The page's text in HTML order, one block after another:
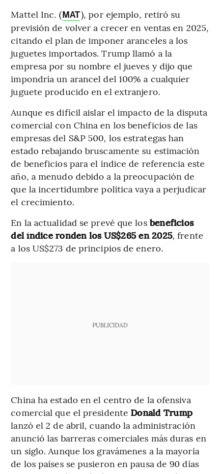
Mattel Inc. (MAT), por ejemplo, retiró su
previsión de volver a crecer en ventas en 2025,
citando el plan de imponer aranceles a los
juguetes importados. Trump llamó a la
empresa por su nombre el jueves y dijo que
impondría un arancel del 100% a cualquier
juguete producido en el extranjero.
Aunque es difícil aislar el impacto de la disputa
comercial con China en los beneficios de las
empresas del S&P 500, los estrategas han
estado rebajando bruscamente su estimación
de beneficios para el índice de referencia este
año, a menudo debido a la preocupación de
que la incertidumbre política vaya a perjudicar
el crecimiento.
En la actualidad se prevé que los beneficios
del índice ronden los US$265 en 2025, frente
a los US$273 de principios de enero.
PUBLICIDAD
China ha estado en el centro de la ofensiva
comercial que el presidente Donald Trump
lanzó el 2 de abril, cuando la administración
anunció las barreras comerciales más duras en
un siglo. Aunque los gravámenes a la mayoría
de los países se pusieron en pausa de 90 días